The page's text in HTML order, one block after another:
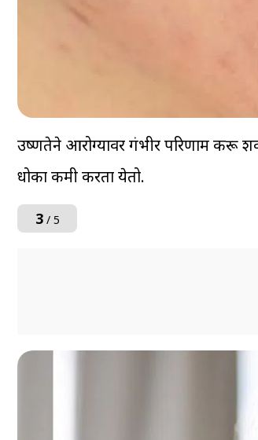
उष्णतेने आरोग्यावर गंभीर परिणाम करू
धोका कमी करता येतो.
3/ 5